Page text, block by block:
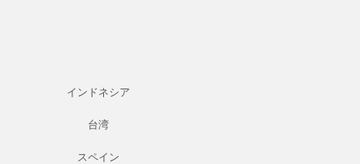
インドネシア
台湾
スペイン